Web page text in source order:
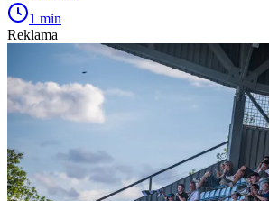
1 min
Reklama